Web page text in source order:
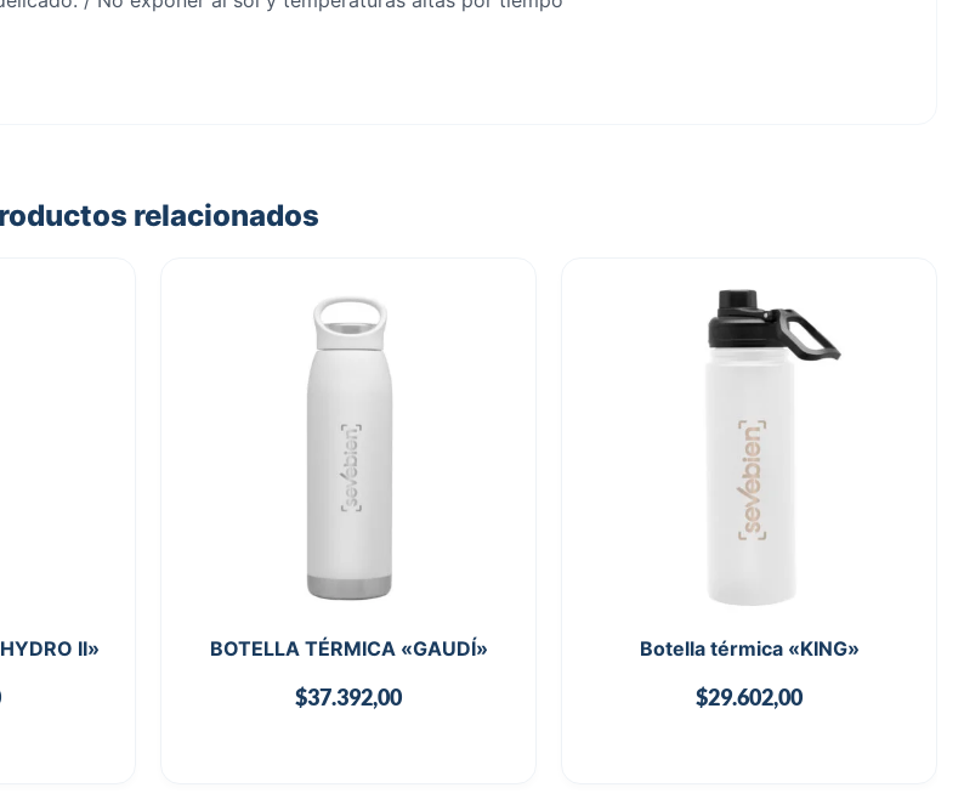
relacionados
II» BOTELLA TÉRMICA «GAUDÍ»
$37.392,00
Botella térmica «KING»
$29.602,00